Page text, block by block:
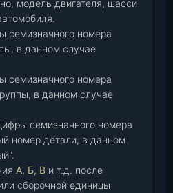
модель двигателя, шасси
семизначного номера
в данном случае
семизначного номера
в данном случае
семизначного номера
номер детали, в данном
А, Б, В и т.д. после
сборочной единицы